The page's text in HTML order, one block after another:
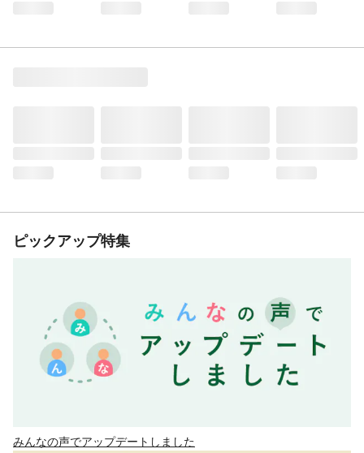
ピックアップ特集
みんなの声でアップデートしました